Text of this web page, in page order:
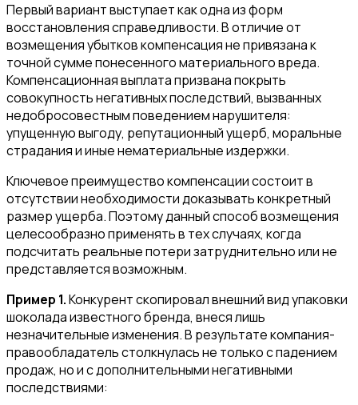
Первый вариант выступает как одна из форм
восстановления справедливости. В отличие от
возмещения убытков компенсация не привязана к
точной сумме понесенного материального вреда.
Компенсационная выплата призвана покрыть
совокупность негативных последствий, вызванных
недобросовестным поведением нарушителя:
упущенную выгоду, репутационный ущерб, моральные
страдания и иные нематериальные издержки.
Ключевое преимущество компенсации состоит в
отсутствии необходимости доказывать конкретный
размер ущерба. Поэтому данный способ возмещения
целесообразно применять в тех случаях, когда
подсчитать реальные потери затруднительно или не
представляется возможным.
Пример 1.Конкурент скопировал внешний вид упаковки
шоколада известного бренда, внеся лишь
незначительные изменения. В результате компания-
правообладатель столкнулась не только с падением
продаж, но и с дополнительными негативными
последствиями: